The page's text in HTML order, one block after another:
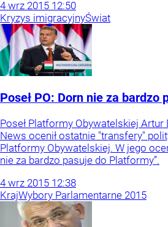
4 wrz 2015 12:50
Kryzys imigracyjnyŚwiat
Poseł PO: Dorn nie za bardzo
Poseł Platformy Obywatelskiej Artur
News ocenił ostatnie "transfery"
Platformy Obywatelskiej. W jego
nie za bardzo pasuje do Platformy”.
4 wrz 2015 12:38
KrajWybory Parlamentarne 2015